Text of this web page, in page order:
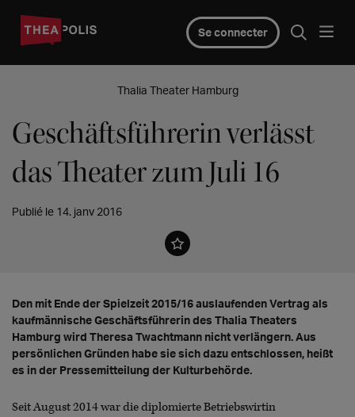
Se connecter
Thalia Theater Hamburg
Geschäftsführerin verlässt
das Theater zum Juli 16
Publié le 14. janv 2016
Den mit Ende der Spielzeit 2015/16 auslaufenden Vertrag als
kaufmännische Geschäftsführerin des Thalia Theaters
Hamburg wird Theresa Twachtmann nicht verlängern. Aus
persönlichen Gründen habe sie sich dazu entschlossen, heißt
es in der Pressemitteilung der Kulturbehörde.
Seit August 2014 war die diplomierte Betriebswirtin